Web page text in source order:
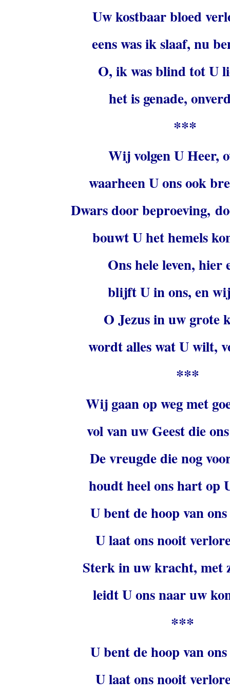
Uw kostbaar bloed
eens was ik slaaf, nu
O, ik was blind tot U
het is genade,
***
Wij volgen U Heer,
waarheen U ons ook
Dwars door beproeving,
bouwt U het hemels
Ons hele leven, hier
blijft U in ons, en
O Jezus in uw grote
wordt alles wat U wilt,
***
Wij gaan op weg met
vol van uw Geest die
De vreugde die nog
houdt heel ons hart op
U bent de hoop van
U laat ons nooit
Sterk in uw kracht, met
leidt U ons naar uw
***
U bent de hoop van
U laat ons nooit